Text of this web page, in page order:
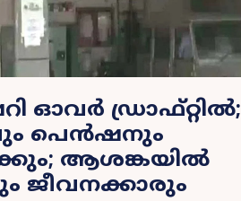
ഓവർ ഡ്രാഫ്റ്റിൽ;
പെൻഷനും
ആശങ്കയിൽ
ജീവനക്കാരും